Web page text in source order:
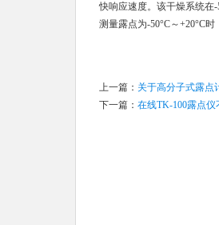
快响应速度。该干燥系统在
测量露点为-50°C～+20°C
上一篇： 关于高分子式露点
下一篇： 在线TK-100露点